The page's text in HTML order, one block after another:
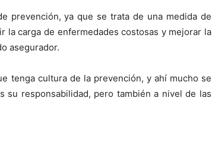
prevención, ya que se trata de una medida de
la carga de enfermedades costosas y mejorar la
asegurador.
tenga cultura de la prevención, y ahí mucho se
responsabilidad, pero también a nivel de las